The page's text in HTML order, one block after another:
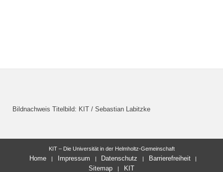
Bildnachweis Titelbild: KIT / Sebastian Labitzke
KIT – Die Universität in der Helmholtz-Gemeinschaft
Home Impressum Datenschutz
Barrierefreiheit
Sitemap
KIT